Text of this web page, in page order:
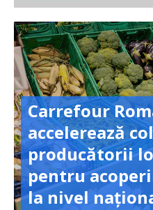
Carrefour
accelerează
producătorii
pentru
la nivel